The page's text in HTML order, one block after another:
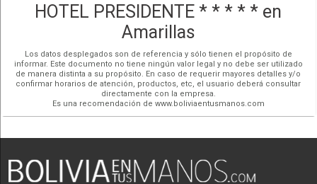
HOTEL PRESIDENTE * * * * * en
Amarillas
Los datos desplegados son de referencia y sólo tienen el propósito de
informar. Este documento no tiene ningún valor legal y no debe ser utilizado
de manera distinta a su propósito. En caso de requerir mayores detalles y/o
confirmar horarios de atención, productos, etc, el usuario deberá consultar
directamente con la empresa.
Es una recomendación de www.boliviaentusmanos.com